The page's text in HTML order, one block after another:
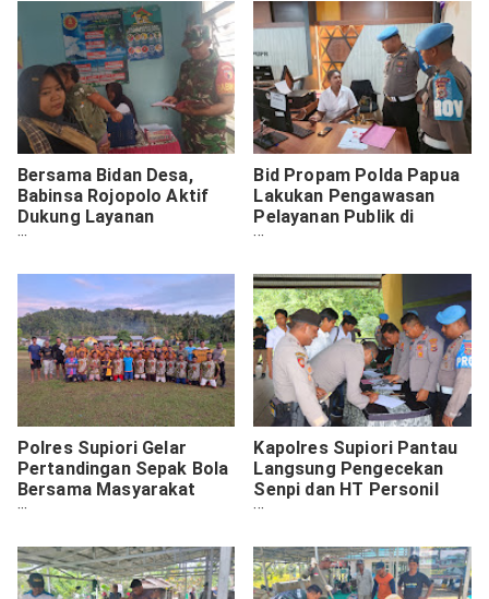
Bersama Bidan Desa,
Babinsa Rojopolo Aktif
Dukung Layanan
Kesehatan Balita
Bid Propam Polda Papua
Lakukan Pengawasan
Pelayanan Publik di
Wilayah Hukum Polda
Polres Supiori Gelar
Pertandingan Sepak Bola
Bersama Masyarakat
Untuk Mempererat
Kapolres Supiori Pantau
Langsung Pengecekan
Senpi dan HT Personil
Polres Supiori